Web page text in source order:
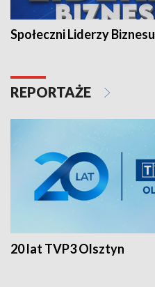
Społeczni Liderzy Biznesu
REPORTAŻE
20 lat TVP3 Olsztyn